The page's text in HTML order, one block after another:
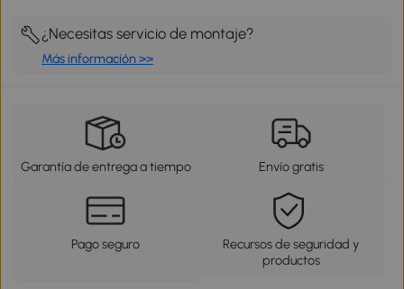
¿Necesitas servicio de montaje?
Más información >>
Garantía de entrega a tiempo Envío gratis
Pago seguro
Recursos de seguridad y
productos